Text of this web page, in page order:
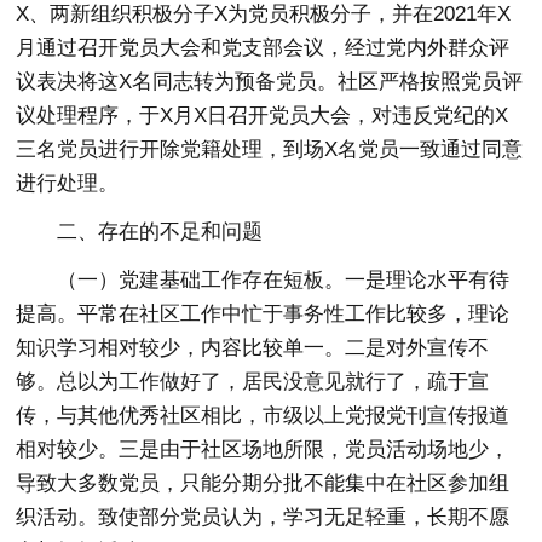
X、两新组织积极分子X为党员积极分子，并在2021年X
月通过召开党员大会和党支部会议，经过党内外群众评
议表决将这X名同志转为预备党员。社区严格按照党员评
议处理程序，于X月X日召开党员大会，对违反党纪的X
三名党员进行开除党籍处理，到场X名党员一致通过同意
进行处理。
二、存在的不足和问题
（一）党建基础工作存在短板。一是理论水平有待
提高。平常在社区工作中忙于事务性工作比较多，理论
知识学习相对较少，内容比较单一。二是对外宣传不
够。总以为工作做好了，居民没意见就行了，疏于宣
传，与其他优秀社区相比，市级以上党报党刊宣传报道
相对较少。三是由于社区场地所限，党员活动场地少，
导致大多数党员，只能分期分批不能集中在社区参加组
织活动。致使部分党员认为，学习无足轻重，长期不愿